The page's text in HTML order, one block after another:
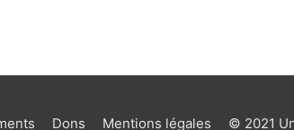
Dons Mentions légales © 2021